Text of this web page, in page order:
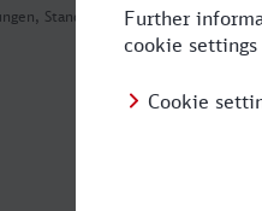
Stand: 2026-08-03 16:10